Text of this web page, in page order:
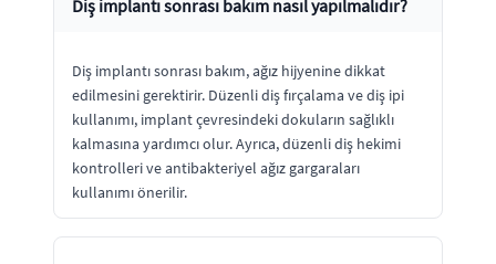
Diş implantı sonrası bakım nasıl yapılmalıdır?
Diş implantı sonrası bakım, ağız hijyenine dikkat
edilmesini gerektirir. Düzenli diş fırçalama ve diş ipi
kullanımı, implant çevresindeki dokuların sağlıklı
kalmasına yardımcı olur. Ayrıca, düzenli diş hekimi
kontrolleri ve antibakteriyel ağız gargaraları
kullanımı önerilir.